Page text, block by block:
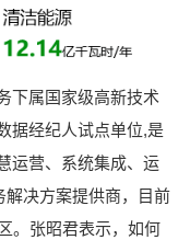
下属国家级高新技术
据经纪人试点单位,是
运营、系统集成、运
解决方案提供商，目前
。张昭君表示，如何